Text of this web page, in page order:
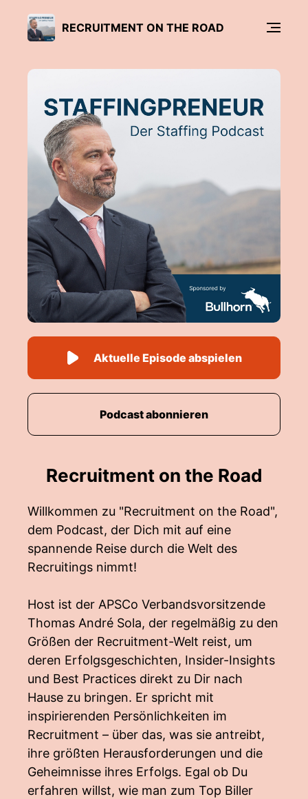
RECRUITMENT ON THE ROAD
Recruitment on the Road
Willkommen zu "Recruitment on the Road",
dem Podcast, der Dich mit auf eine
spannende Reise durch die Welt des
Recruitings nimmt!
Host ist der APSCo Verbandsvorsitzende
Thomas André Sola, der regelmäßig zu den
Größen der Recruitment-Welt reist, um
deren Erfolgsgeschichten, Insider-Insights
und Best Practices direkt zu Dir nach
Hause zu bringen. Er spricht mit
inspirierenden Persönlichkeiten im
Recruitment – über das, was sie antreibt,
ihre größten Herausforderungen und die
Geheimnisse ihres Erfolgs. Egal ob Du
erfahren willst, wie man zum Top Biller
Aktuelle Episode abspielen
Podcast abonnieren